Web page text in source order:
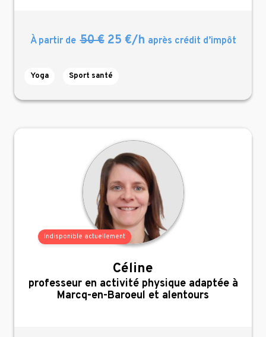
À partir de 50 €25 €/h après crédit d’impôt
Yoga Sport santé
Indisponible actuellement
Céline
,
professeur en activité physique adaptée à
Marcq-en-Baroeul et alentours